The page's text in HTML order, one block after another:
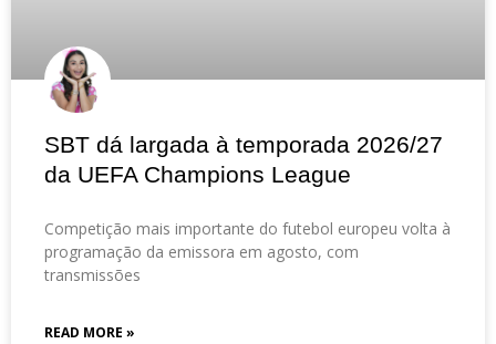
SBT dá largada à temporada 2026/27
da UEFA Champions League
Competição mais importante do futebol europeu volta à
programação da emissora em agosto, com
transmissões
READ MORE »